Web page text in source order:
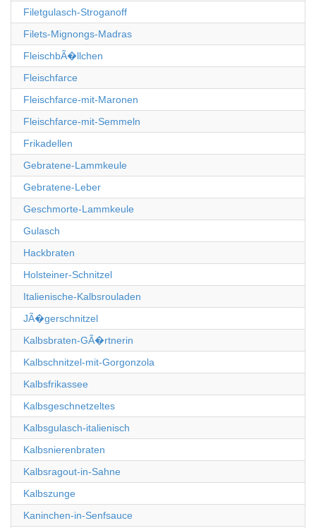
Filetgulasch-Stroganoff
Filets-Mignongs-Madras
FleischbÃ�llchen
Fleischfarce
Fleischfarce-mit-Maronen
Fleischfarce-mit-Semmeln
Frikadellen
Gebratene-Lammkeule
Gebratene-Leber
Geschmorte-Lammkeule
Gulasch
Hackbraten
Holsteiner-Schnitzel
Italienische-Kalbsrouladen
JÃ�gerschnitzel
Kalbsbraten-GÃ�rtnerin
Kalbschnitzel-mit-Gorgonzola
Kalbsfrikassee
Kalbsgeschnetzeltes
Kalbsgulasch-italienisch
Kalbsnierenbraten
Kalbsragout-in-Sahne
Kalbszunge
Kaninchen-in-Senfsauce